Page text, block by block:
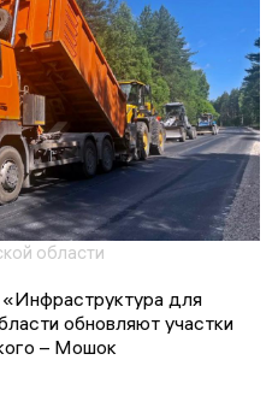
области
для
обновляют участки
– Мошок